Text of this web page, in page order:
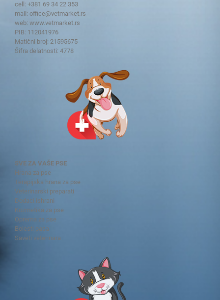
cell: +381 69 34 22 353
mail: office@vetmarket.rs
web: www.vetmarket.rs
PIB: 112041976
Matični broj: 21595675
Šifra delatnosti: 4778
SVE ZA VAŠE PSE
Hrana za pse
Terapijska hrana za pse
Veterinarski preparati
Dodaci ishrani
Kozmetika za pse
Oprema za pse
Bolesti pasa
Saveti veterinara